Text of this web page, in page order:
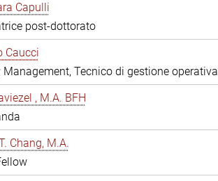
Capulli
post-dottorato
Caucci
Management, Tecnico di gestione operativa
, M.A. BFH
Chang, M.A.